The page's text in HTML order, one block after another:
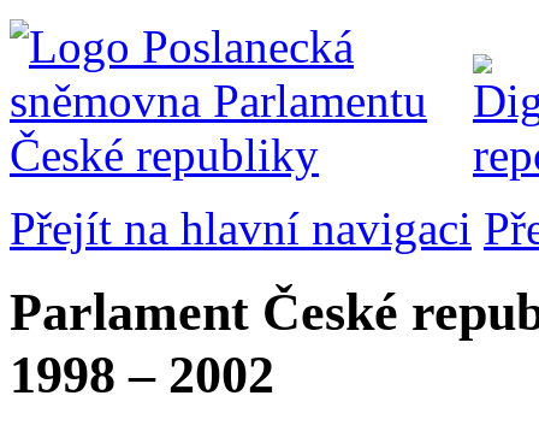
Přejít na hlavní navigaci
Parlament České
1998 – 2002